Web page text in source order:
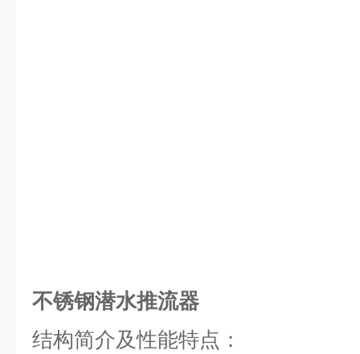
不锈钢潜水推流器
结构简介及性能特点：